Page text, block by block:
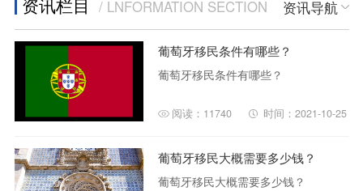
/ LNFORMATION SECTION 资讯导航
葡萄牙移民条件有哪些？
葡萄牙移民条件有哪些？
阅读：11740 时间：2021-10-25
葡萄牙移民大概需要多少钱？
葡萄牙移民大概需要多少钱？